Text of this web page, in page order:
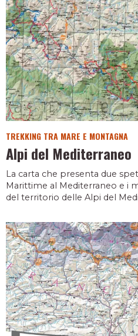
TREKKING TRA MARE E MONTAGNA
Alpi del Mediterraneo
La carta che presenta due
Marittime al Mediterraneo e i
del territorio delle Alpi del